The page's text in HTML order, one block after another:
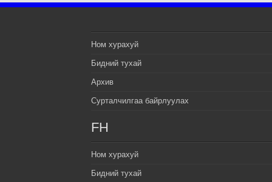
Ном хурахуй
Бидний тухай
Архив
Сурталчилгаа байрлуулах
FH
Ном хурахуй
Бидний тухай